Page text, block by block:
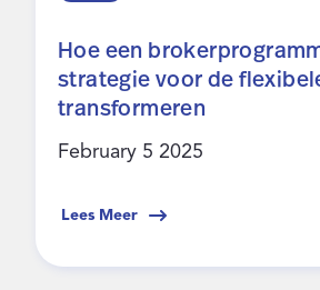
Hoe een
strategie voor de
transformeren
February 5 2025
Lees Meer